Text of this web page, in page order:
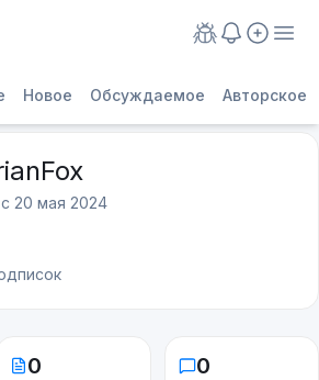
Новое Обсуждаемое Авторское
20 мая 2024
0 0